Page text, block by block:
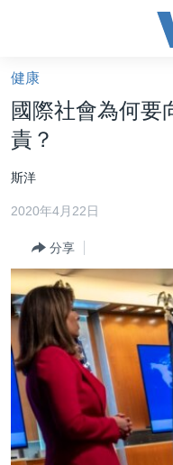
礙
鏈
接
跳
轉
內
到
導
航
跳
檢
索
美國大選2024
海外港人
新聞自由
揭謊頻道
美國
中國
國際
經貿
健康
國際社會為何要
責？
斯洋
2020年4月22日
分享